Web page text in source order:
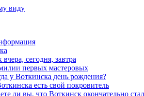
виду
сегодня, завтра
первых мастеровых
у Воткинска день рождения?
есть свой покровитель
ли вы, что Воткинск окончательно